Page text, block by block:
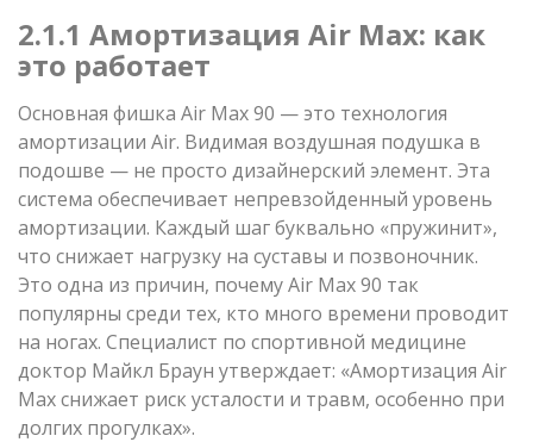
2.1.1 Амортизация Air Max: как
это работает
Основная фишка Air Max 90 — это технология
амортизации Air. Видимая воздушная подушка в
подошве — не просто дизайнерский элемент. Эта
система обеспечивает непревзойденный уровень
амортизации. Каждый шаг буквально «пружинит»,
что снижает нагрузку на суставы и позвоночник.
Это одна из причин, почему Air Max 90 так
популярны среди тех, кто много времени проводит
на ногах. Специалист по спортивной медицине
доктор Майкл Браун утверждает: «Амортизация Air
Max снижает риск усталости и травм, особенно при
долгих прогулках».